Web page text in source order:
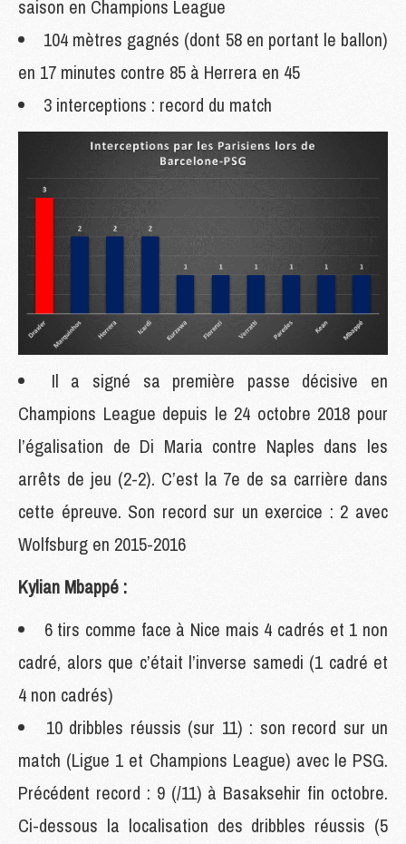
saison en Champions League
104 mètres gagnés (dont 58 en portant le ballon)
en 17 minutes contre 85 à Herrera en 45
3 interceptions : record du match
Il a signé sa première passe décisive en
Champions League depuis le 24 octobre 2018 pour
l’égalisation de Di Maria contre Naples dans les
arrêts de jeu (2-2). C’est la 7e de sa carrière dans
cette épreuve. Son record sur un exercice : 2 avec
Wolfsburg en 2015-2016
Kylian Mbappé :
6 tirs comme face à Nice mais 4 cadrés et 1 non
cadré, alors que c’était l’inverse samedi (1 cadré et
4 non cadrés)
10 dribbles réussis (sur 11) : son record sur un
match (Ligue 1 et Champions League) avec le PSG.
Précédent record : 9 (/11) à Basaksehir fin octobre.
Ci-dessous la localisation des dribbles réussis (5